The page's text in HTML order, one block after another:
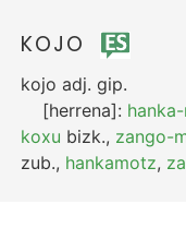
KOJO
kojo adj. gip.
[herrena]:
koxu bizk., zango-
zub., hankamotz,